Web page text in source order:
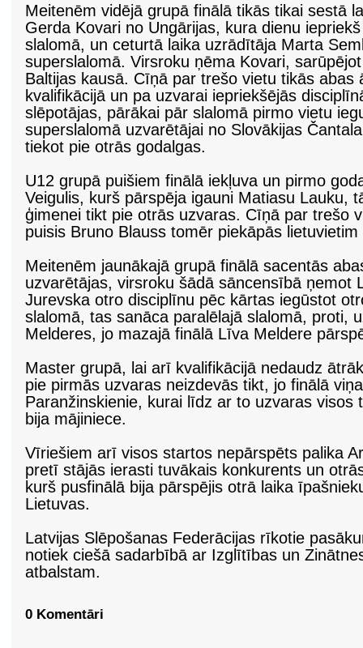
Meitenēm vidējā grupā finālā tikās tikai sestā
Gerda Kovari no Ungārijas, kura dienu
slalomā, un ceturtā laika uzrādītāja Marta
superslalomā. Virsroku ņēma Kovari,
Baltijas kausā. Cīņā par trešo vietu tikās abas
kvalifikācijā un pa uzvarai iepriekšējās
slēpotājas, pārākai pār slalomā pirmo vietu
superslalomā uzvarētājai no Slovākijas
tiekot pie otrās godalgas.
U12 grupā puišiem finālā iekļuva un pirmo
Veigulis, kurš pārspēja igauni Matiasu Lauku,
ģimenei tikt pie otrās uzvaras. Cīņā par trešo
puisis Bruno Blauss tomēr piekāpās
Meitenēm jaunākajā grupā finālā sacentās
uzvarētājas, virsroku šādā sāncensībā ņemot
Jurevska otro disciplīnu pēc kārtas iegūstot
slalomā, tas sanāca paralēlajā slalomā, proti,
Melderes, jo mazajā finālā Līva Meldere
Master grupā, lai arī kvalifikācijā nedaudz
pie pirmās uzvaras neizdevās tikt, jo finālā
Paranžinskienie, kurai līdz ar to uzvaras visos
bija mājiniece.
Vīriešiem arī visos startos nepārspēts palika
pretī stājās ierasti tuvākais konkurents un
kurš pusfinālā bija pārspējis otrā laika
Lietuvas.
Latvijas Slēpošanas Federācijas rīkotie
notiek ciešā sadarbībā ar Izglītības un
atbalstam.
0 Komentāri